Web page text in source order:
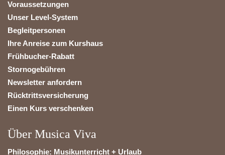
Voraussetzungen
Unser Level-System
Begleitpersonen
Ihre Anreise zum Kurshaus
Frühbucher-Rabatt
Stornogebühren
Newsletter anfordern
Rücktrittsversicherung
Einen Kurs verschenken
Über Musica Viva
Philosophie: Musikunterricht + Urlaub